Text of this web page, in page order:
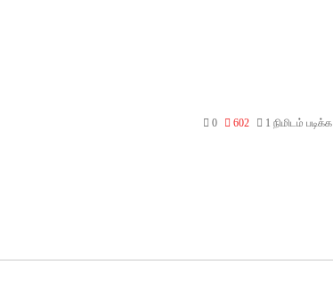
0 602 1 நிமிடம் படிக்க